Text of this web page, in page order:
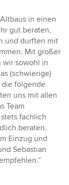
in einen
gut beraten,
und durften mit
Mit großer
wir sowohl in
(schwierige)
folgende
uns mit allen
Team
fachlich
beraten.
Einzug und
Sebastian